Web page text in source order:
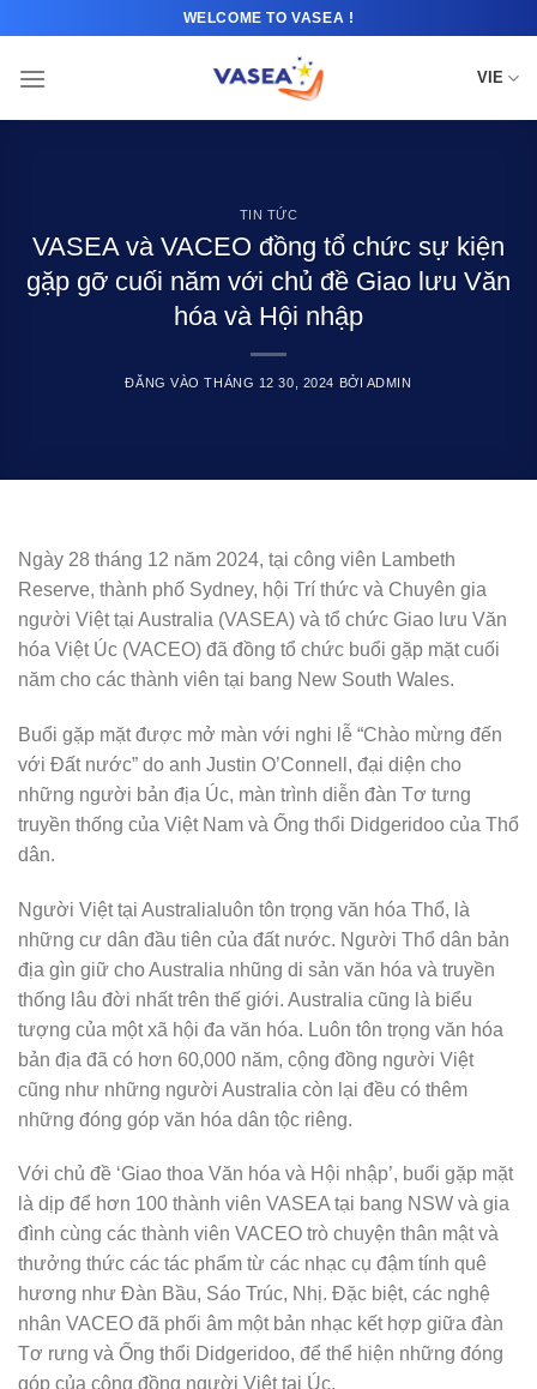
nội
WELCOME TO VASEA !
VIE
TIN TỨC
VASEA và VACEO đồng tổ chức sự kiện
gặp gỡ cuối năm với chủ đề Giao lưu Văn
hóa và Hội nhập
ĐĂNG VÀOTHÁNG 12 30, 2024 BỞI ADMIN
Ngày 28 tháng 12 năm 2024, tại công viên Lambeth
Reserve, thành phố Sydney, hội Trí thức và Chuyên gia
người Việt tại Australia (VASEA) và tổ chức Giao lưu Văn
hóa Việt Úc (VACEO) đã đồng tổ chức buổi gặp mặt cuối
năm cho các thành viên tại bang New South Wales.
Buổi gặp mặt được mở màn với nghi lễ “Chào mừng đến
với Đất nước” do anh Justin O’Connell, đại diện cho
những người bản địa Úc, màn trình diễn đàn Tơ tưng
truyền thống của Việt Nam và Ống thổi Didgeridoo của Thổ
dân.
Người Việt tại Australialuôn tôn trọng văn hóa Thổ, là
những cư dân đầu tiên của đất nước. Người Thổ dân bản
địa gìn giữ cho Australia nhũng di sản văn hóa và truyền
thống lâu đời nhất trên thế giới. Australia cũng là biểu
tượng của một xã hội đa văn hóa. Luôn tôn trọng văn hóa
bản địa đã có hơn 60,000 năm, cộng đồng người Việt
cũng như những người Australia còn lại đều có thêm
những đóng góp văn hóa dân tộc riêng.
Với chủ đề ‘Giao thoa Văn hóa và Hội nhập’, buổi gặp mặt
là dịp để hơn 100 thành viên VASEA tại bang NSW và gia
đình cùng các thành viên VACEO trò chuyện thân mật và
thưởng thức các tác phẩm từ các nhạc cụ đậm tính quê
hương như Đàn Bầu, Sáo Trúc, Nhị. Đặc biệt, các nghệ
nhân VACEO đã phối âm một bản nhạc kết hợp giữa đàn
Tơ rưng và Ống thổi Didgeridoo, để thể hiện những đóng
góp của cộng đồng người Việt tại Úc.